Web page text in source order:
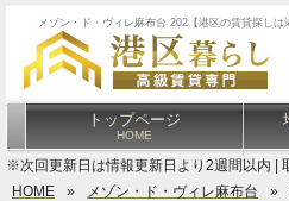
メゾン・ド・ヴィレ麻布台 202【港区の賃貸探しは
トップページ
HOME
※次回更新日は情報更新日より2週間以内 |
HOME
» メゾン・ド・ヴィレ麻布台 »